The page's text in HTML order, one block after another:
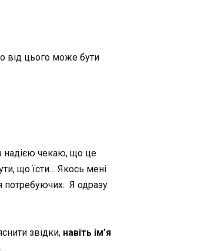
від цього може бути
надією чекаю, що це
що їсти… Якось мені
потребуючих. Я одразу
звідки, навіть ім’я